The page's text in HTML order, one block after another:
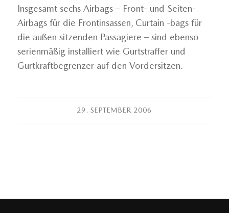
Insgesamt sechs Airbags – Front- und Seiten-
Airbags für die Frontinsassen, Curtain -bags für
die außen sitzenden Passagiere – sind ebenso
serienmäßig installiert wie Gurtstraffer und
Gurtkraftbegrenzer auf den Vordersitzen.
29. SEPTEMBER 2006